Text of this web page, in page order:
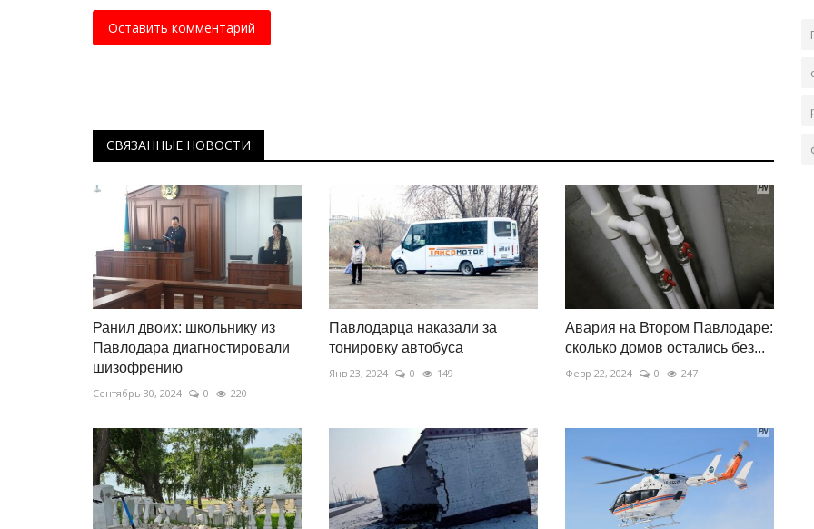
Оставить комментарий
СВЯЗАННЫЕ НОВОСТИ
Ранил двоих: школьнику из
Павлодара диагностировали
шизофрению
Сентябрь 30, 2024 0 220
Павлодарца наказали за
тонировку автобуса
Янв 23, 2024 0 149
Авария на Втором Павлодаре:
сколько домов остались без...
Февр 22, 2024 0 247